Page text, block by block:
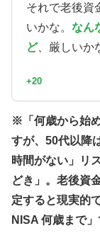
それで老後資
いかな。 なん
ど、厳しいか
+20
※「何歳から始
すが、50代以降
時間がない」リ
どき」。老後資
定すると現実的
NISA 何歳まで